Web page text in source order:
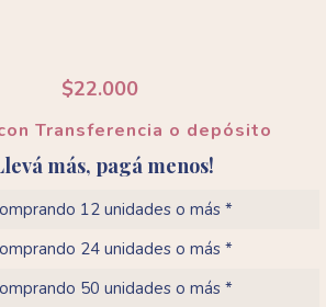
$22.000
Transferencia o depósito
más, pagá menos!
12 unidades o más *
24 unidades o más *
50 unidades o más *